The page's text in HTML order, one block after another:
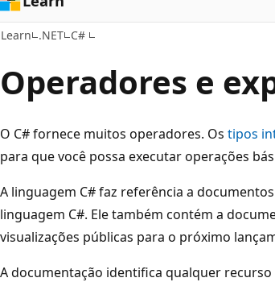
Learn .NET C#
Operadores e
O C# fornece muitos operadores. Os tipos
para que você possa executar operações
A linguagem C# faz referência a
linguagem C#. Ele também contém a
visualizações públicas para o próximo
A documentação identifica qualquer